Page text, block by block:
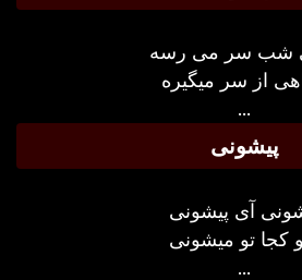
شب سر می رسه
از سر میگیره
پیشونی
آی پیشونی
کجا تو میشونی